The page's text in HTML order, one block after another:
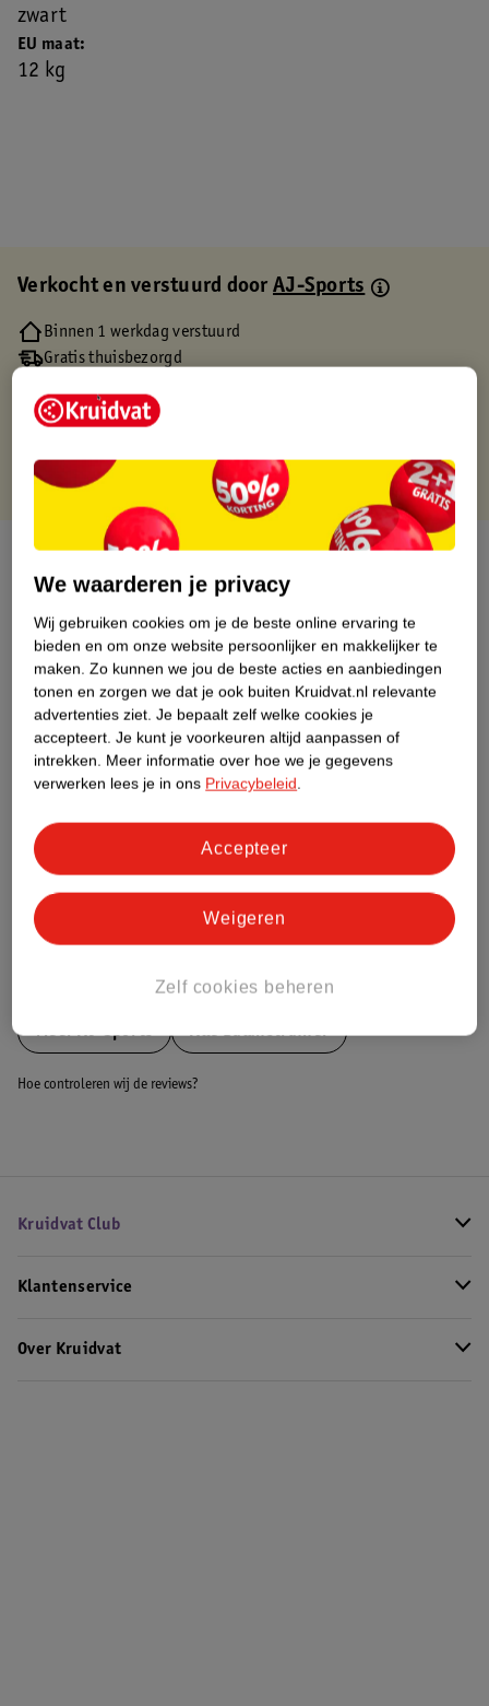
EU maat
12 kg
zwart
Verkocht en verstuurd doorAJ-Sports
Binnen 1 werkdag verstuurd
Gratis thuisbezorgd
Gratis punten met je Kruidvat kaart
Over dit product
Etiketinformatie
Nature Impact Score
Dit product heeft (nog) geen Nature
Impact Score.
Bestel & Bezorginformatie
MeerAJ-Sports Alle Balanstrainer
Hoe controleren wij de reviews?
Kruidvat Club
Klantenservice
Over Kruidvat
We waarderen je privacy
Wij gebruiken cookies om je de beste online ervaring te
bieden en om onze website persoonlijker en makkelijker te
maken. Zo kunnen we jou de beste acties en aanbiedingen
tonen en zorgen we dat je ook buiten Kruidvat.nl relevante
advertenties ziet. Je bepaalt zelf welke cookies je
accepteert. Je kunt je voorkeuren altijd aanpassen of
intrekken. Meer informatie over hoe we je gegevens
verwerken lees je in ons Privacybeleid.
Zelf cookies beheren
Weigeren
Accepteer